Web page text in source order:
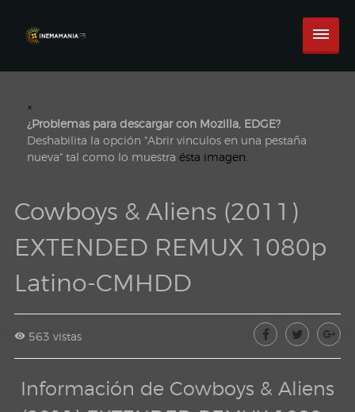
×
¿Problemas para descargar con Mozilla, EDGE?
Deshabilita la opción "Abrir vinculos en una pestaña
nueva" tal como lo muestra ésta imagen.
Cowboys & Aliens (2011)
EXTENDED REMUX 1080p
Latino-CMHDD
563 vistas
Información de Cowboys & Aliens